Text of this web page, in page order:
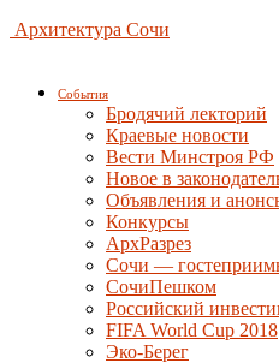
Архитектура Сочи
События
Бродячий лекторий
Краевые новости
Вести Минстроя РФ
Новое в
Объявления и
Конкурсы
АрхРазрез
Сочи —
СочиПешком
Российский
FIFA World Cup 2018
Эко-Берег